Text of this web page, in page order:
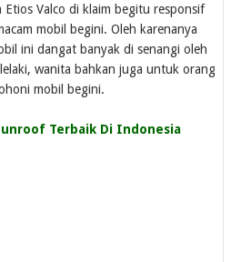
Valco di klaim begitu responsif
mobil begini. Oleh karenanya
ini dangat banyak di senangi oleh
wanita bahkan juga untuk orang
mobil begini.
Terbaik Di Indonesia